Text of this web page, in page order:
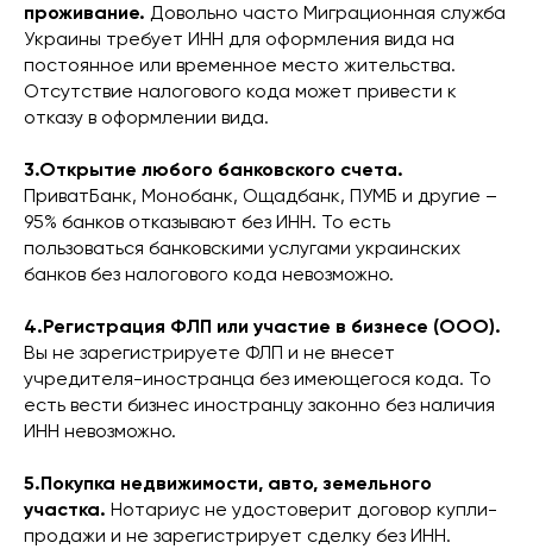
проживание. Довольно часто Миграционная служба
Украины требует ИНН для оформления вида на
постоянное или временное место жительства.
Отсутствие налогового кода может привести к
отказу в оформлении вида.
3.Открытие любого банковского счета.
ПриватБанк, Монобанк, Ощадбанк, ПУМБ и другие –
95% банков отказывают без ИНН. То есть
пользоваться банковскими услугами украинских
банков без налогового кода невозможно.
4.Регистрация ФЛП или участие в бизнесе (ООО).
Вы не зарегистрируете ФЛП и не внесет
учредителя-иностранца без имеющегося кода. То
есть вести бизнес иностранцу законно без наличия
ИНН невозможно.
5.Покупка недвижимости, авто, земельного
участка. Нотариус не удостоверит договор купли-
продажи и не зарегистрирует сделку без ИНН.